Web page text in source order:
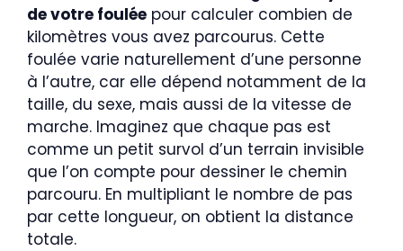
de votre foulée pour calculer combien de
kilomètres vous avez parcourus. Cette
foulée varie naturellement d’une personne
à l’autre, car elle dépend notamment de la
taille, du sexe, mais aussi de la vitesse de
marche. Imaginez que chaque pas est
comme un petit survol d’un terrain invisible
que l’on compte pour dessiner le chemin
parcouru. En multipliant le nombre de pas
par cette longueur, on obtient la distance
totale.